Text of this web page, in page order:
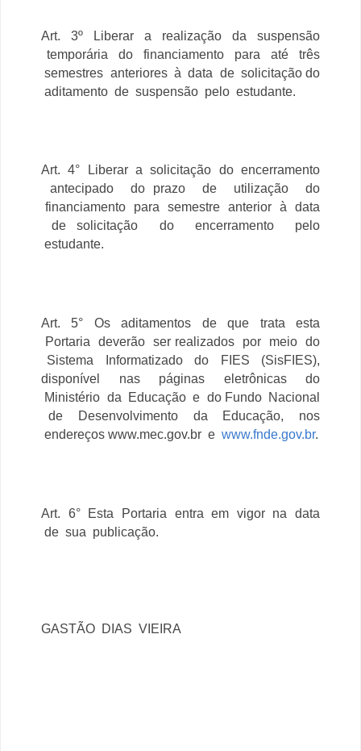
Art. 3º Liberar a realização da suspensão
temporária do financiamento para até três
semestres anteriores à data de solicitação do
aditamento de suspensão pelo estudante.
Art. 4° Liberar a solicitação do encerramento
antecipado do prazo de utilização do
financiamento para semestre anterior à data
de solicitação do encerramento pelo
estudante.
Art. 5° Os aditamentos de que trata esta
Portaria deverão ser realizados por meio do
Sistema Informatizado do FIES (SisFIES),
disponível nas páginas eletrônicas do
Ministério da Educação e do Fundo Nacional
de Desenvolvimento da Educação, nos
endereços www.mec.gov.br e www.fnde.gov.br.
Art. 6° Esta Portaria entra em vigor na data
de sua publicação.
GASTÃO DIAS VIEIRA